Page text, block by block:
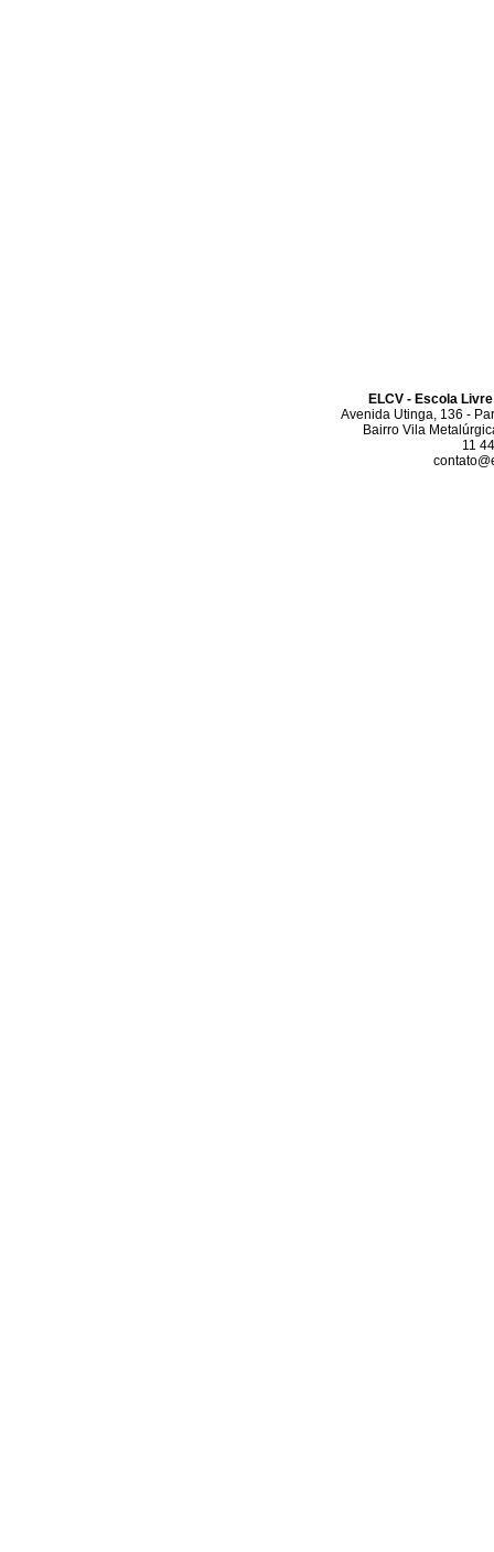
ELCV - Escola
Avenida Utinga, 136 -
Bairro Vila
11